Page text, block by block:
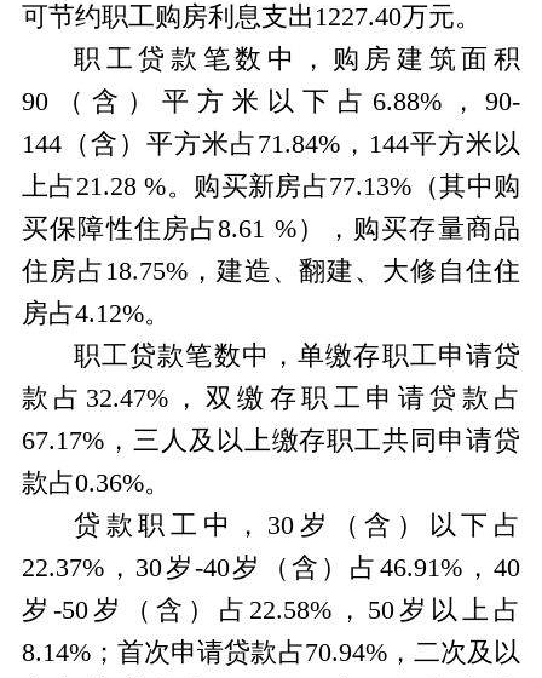
可节约职工购房利息支出1227.40万元。
职工贷款笔数中，购房建筑面积
90（含）平方米以下占6.88%，90-
144（含）平方米占71.84%，144平方米以
上占21.28 %。购买新房占77.13%（其中购
买保障性住房占8.61 %），购买存量商品
住房占18.75%，建造、翻建、大修自住住
房占4.12%。
职工贷款笔数中，单缴存职工申请贷
款占32.47%，双缴存职工申请贷款占
67.17%，三人及以上缴存职工共同申请贷
款占0.36%。
贷款职工中，30岁（含）以下占
22.37%，30岁-40岁（含）占46.91%，40
岁-50岁（含）占22.58%，50岁以上占
8.14%；首次申请贷款占70.94%，二次及以